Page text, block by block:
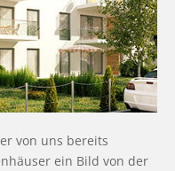
von uns bereits
ein Bild von der